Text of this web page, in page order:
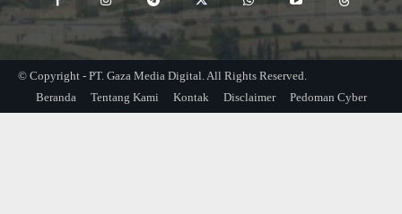
© Copyright - PT. Gaza Media Digital. All Rights Reserved.
Beranda
Tentang Kami Kontak Disclaimer Pedoman Cyber